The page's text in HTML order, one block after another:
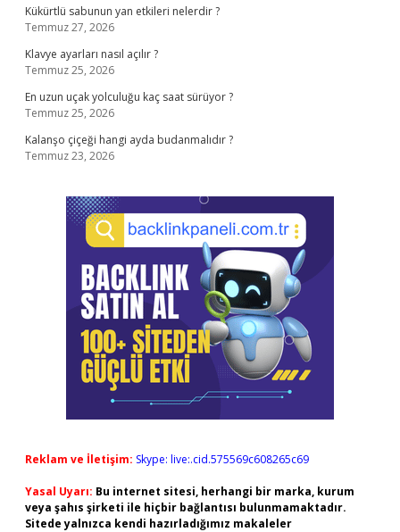
Kükürtlü sabunun yan etkileri nelerdir ?
Temmuz 27, 2026
Klavye ayarları nasıl açılır ?
Temmuz 25, 2026
En uzun uçak yolculuğu kaç saat sürüyor ?
Temmuz 25, 2026
Kalanşo çiçeği hangi ayda budanmalıdır ?
Temmuz 23, 2026
Reklam ve İletişim: Skype: live:.cid.575569c608265c69
Yasal Uyarı: Bu internet sitesi, herhangi bir marka, kurum
veya şahıs şirketi ile hiçbir bağlantısı bulunmamaktadır.
Sitede yalnızca kendi hazırladığımız makaleler